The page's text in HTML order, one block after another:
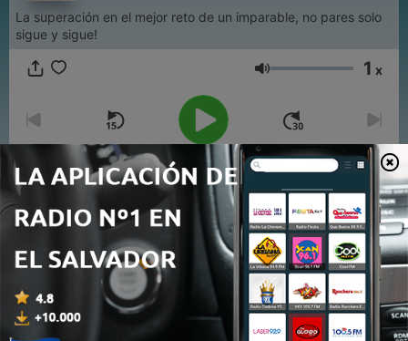
La superación en el mejor reto de un imparable, no pares solo
sigue y sigue!
Volumen 1 x
00:00
Episodios
¡ O nadas, o nadas!
01 mar. 2020